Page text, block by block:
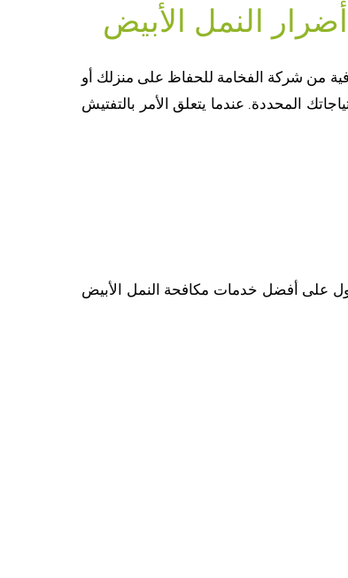
النمل الأبيض
من شركة الفخامة للحفاظ على منزلك أو
المحددة. عندما يتعلق الأمر بالتفتيش
على أفضل خدمات مكافحة النمل الأبيض